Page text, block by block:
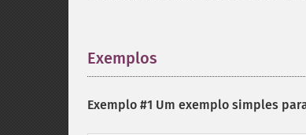
Exemplos
Exemplo #1 Um exemplo simples